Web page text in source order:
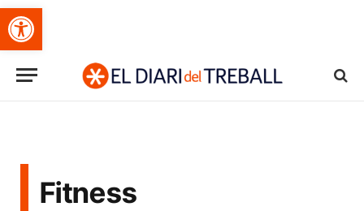
Obre la barra d'eines
Fitness